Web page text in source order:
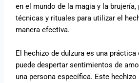
en el mundo de la magia y la brujería,
técnicas y rituales para utilizar el
manera efectiva.
El hechizo de dulzura es una práctica
puede despertar sentimientos de
una persona específica. Este hechizo